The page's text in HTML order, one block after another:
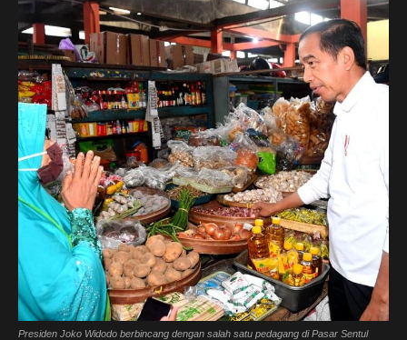
Presiden Joko Widodo berbincang dengan salah satu pedagang di Pasar Sentul